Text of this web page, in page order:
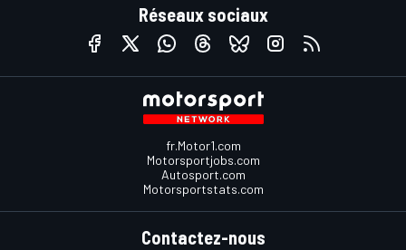
Réseaux sociaux
fr.Motor1.com
Motorsportjobs.com
Autosport.com
Motorsportstats.com
Contactez-nous